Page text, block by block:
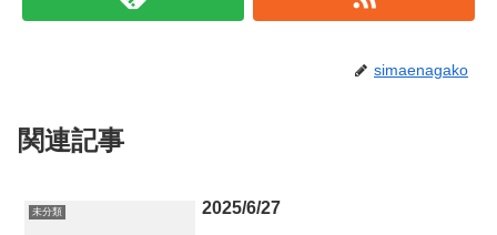
simaenagako
関連記事
未分類 2025/6/27